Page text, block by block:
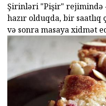
Şirinləri "Pişir" rejimində
hazır olduqda, bir
və sonra masaya xidmət